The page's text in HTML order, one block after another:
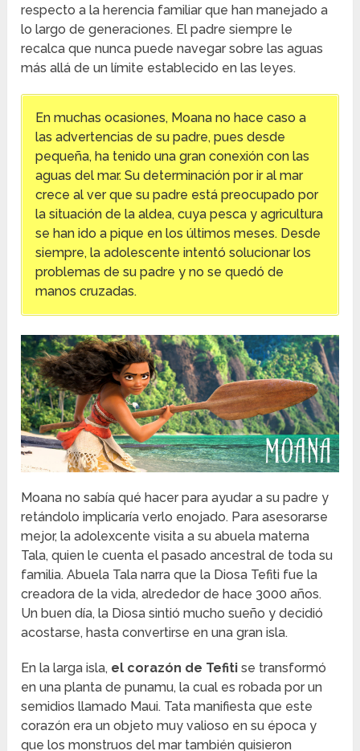
respecto a la herencia familiar que han manejado a
lo largo de generaciones. El padre siempre le
recalca que nunca puede navegar sobre las aguas
más allá de un límite establecido en las leyes.
En muchas ocasiones, Moana no hace caso a
las advertencias de su padre, pues desde
pequeña, ha tenido una gran conexión con las
aguas del mar. Su determinación por ir al mar
crece al ver que su padre está preocupado por
la situación de la aldea, cuya pesca y agricultura
se han ido a pique en los últimos meses. Desde
siempre, la adolescente intentó solucionar los
problemas de su padre y no se quedó de
manos cruzadas.
Moana no sabía qué hacer para ayudar a su padre y
retándolo implicaría verlo enojado. Para asesorarse
mejor, la adolexcente visita a su abuela materna
Tala, quien le cuenta el pasado ancestral de toda su
familia. Abuela Tala narra que la Diosa Tefiti fue la
creadora de la vida, alrededor de hace 3000 años.
Un buen día, la Diosa sintió mucho sueño y decidió
acostarse, hasta convertirse en una gran isla.
En la larga isla, el corazón de Tefiti se transformó
en una planta de punamu, la cual es robada por un
semidios llamado Maui. Tata manifiesta que este
corazón era un objeto muy valioso en su época y
que los monstruos del mar también quisieron